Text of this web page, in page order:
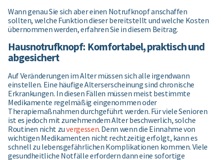
Wann genau Sie sich aber einen Notrufknopf anschaffen
sollten, welche Funktion dieser bereitstellt und welche Kosten
übernommen werden, erfahren Sie in diesem Beitrag.
Hausnotrufknopf: Komfortabel, praktisch und
abgesichert
Auf Veränderungen im Alter müssen sich alle irgendwann
einstellen. Eine häufige Alterserscheinung sind chronische
Erkrankungen. In diesen Fällen müssen meist bestimmte
Medikamente regelmäßig eingenommen oder
Therapiemaßnahmen durchgeführt werden. Für viele Senioren
ist es jedoch mit zunehmendem Alter beschwerlich, solche
Routinen nicht zuvergessen. Denn wenn die Einnahme von
wichtigen Medikamenten nicht rechtzeitig erfolgt, kann es
schnell zu lebensgefährlichen Komplikationen kommen. Viele
gesundheitliche Notfälle erfordern dann eine sofortige